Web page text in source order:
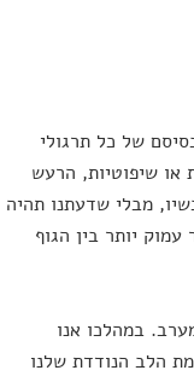
של כל תרגולי
או שיפוטיות, הרעש
מבלי שדעתנו תהיה
יותר בין הגוף
במהלכו אנו
הלב הנודדת שלנו